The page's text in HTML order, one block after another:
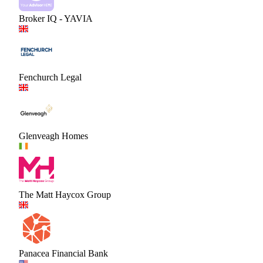
Broker IQ - YAVIA
Fenchurch Legal
Glenveagh Homes
The Matt Haycox Group
Panacea Financial Bank